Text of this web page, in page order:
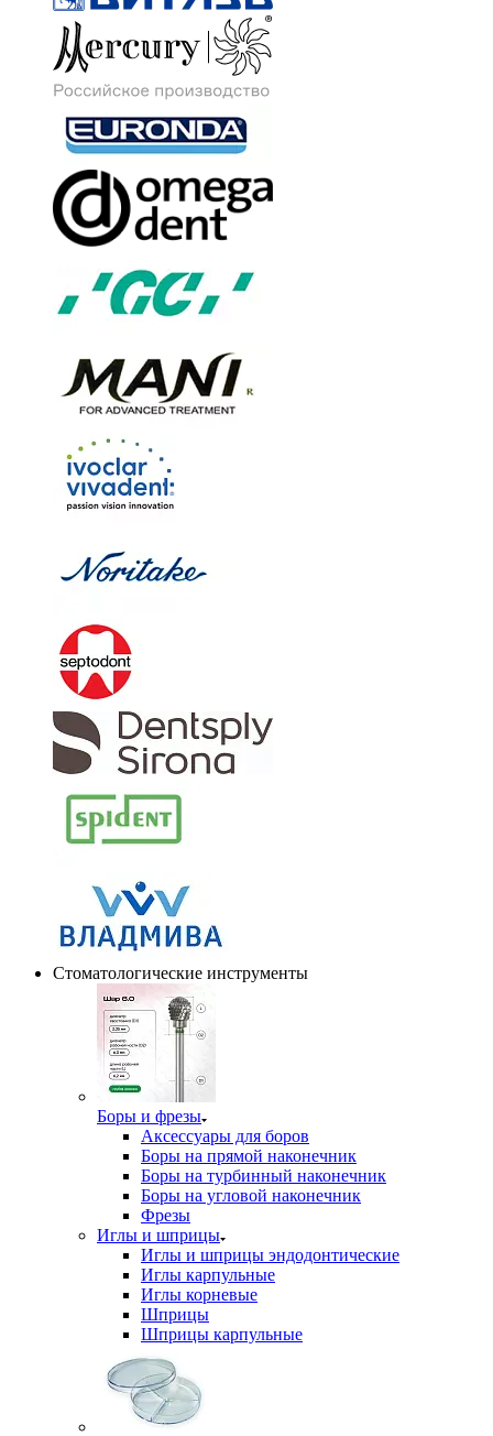
Стоматологические инструменты
Боры и фрезы
Аксессуары для боров
Боры на прямой наконечник
Боры на турбинный наконечник
Боры на угловой наконечник
Фрезы
Иглы и шприцы
Иглы и шприцы эндодонтические
Иглы карпульные
Иглы корневые
Шприцы
Шприцы карпульные